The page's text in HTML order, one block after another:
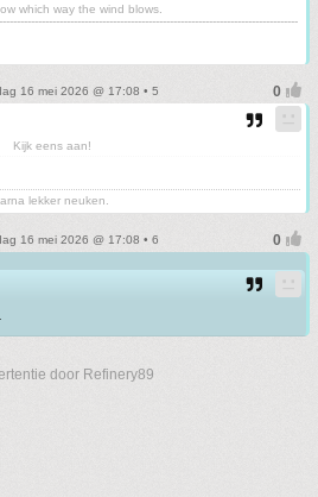
which way the wind blows.
16 mei 2026 @ 17:08 • 5
Kijk eens aan!
lekker neuken.
16 mei 2026 @ 17:08 • 6
door Refinery89